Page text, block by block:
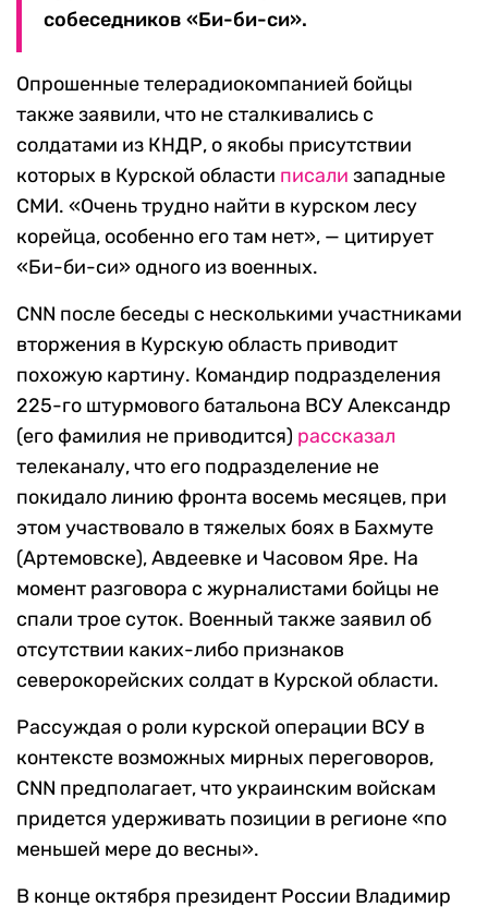
собеседников «Би-би-си».
Опрошенные телерадиокомпанией бойцы
также заявили, что не сталкивались с
солдатами из КНДР, о якобы присутствии
которых в Курской области писали западные
СМИ. «Очень трудно найти в курском лесу
корейца, особенно его там нет», — цитирует
«Би-би-си» одного из военных.
CNN после беседы с несколькими участниками
вторжения в Курскую область приводит
похожую картину. Командир подразделения
225-го штурмового батальона ВСУ Александр
(его фамилия не приводится) рассказал
телеканалу, что его подразделение не
покидало линию фронта восемь месяцев, при
этом участвовало в тяжелых боях в Бахмуте
(Артемовске), Авдеевке и Часовом Яре. На
момент разговора с журналистами бойцы не
спали трое суток. Военный также заявил об
отсутствии каких-либо признаков
северокорейских солдат в Курской области.
Рассуждая о роли курской операции ВСУ в
контексте возможных мирных переговоров,
CNN предполагает, что украинским войскам
придется удерживать позиции в регионе «по
меньшей мере до весны».
В конце октября президент России Владимир